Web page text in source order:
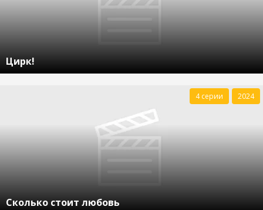
Цирк!
Сколько стоит любовь
4 серии 2024